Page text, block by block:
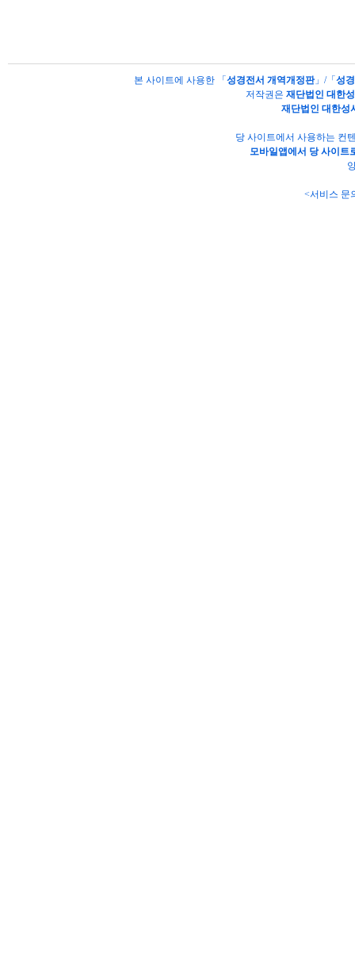
본 사이트에 사용한 「 성경전서 개역개정판」/「 성
저작권은 재단법인 대한
재단법인 대한성
당 사이트에서 사용하는 컨
모바일앱에서 당 사이트
<서비스 문